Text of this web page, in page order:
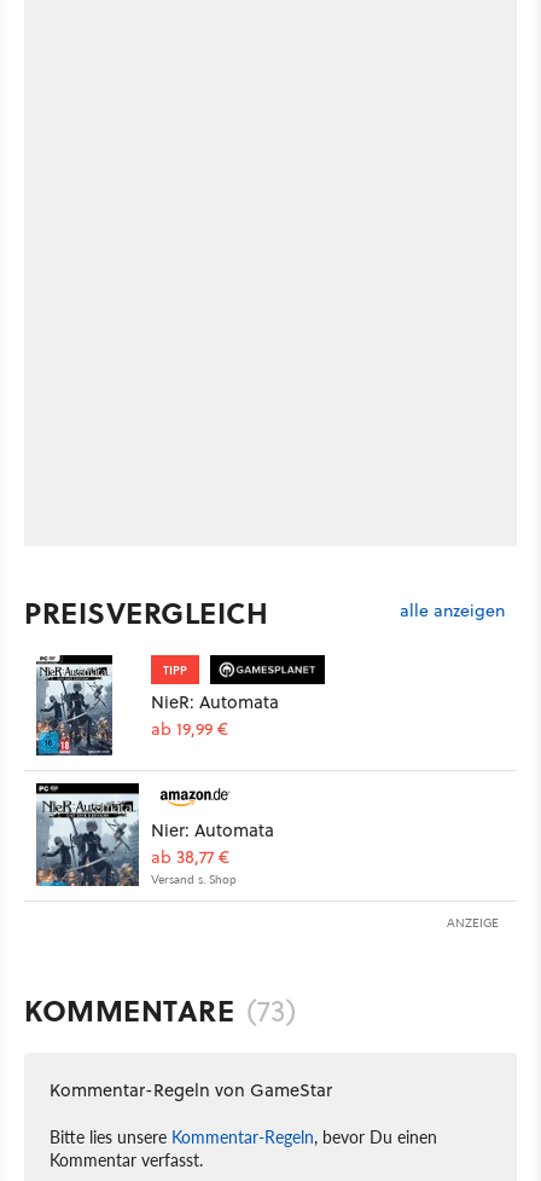
PREISVERGLEICH alle anzeigen
TIPP
NieR: Automata
ab 19,99 €
Nier: Automata
ab 38,77 €
Versand s. Shop
ANZEIGE
KOMMENTARE (73)
Kommentar-Regeln von GameStar
Bitte lies unsere Kommentar-Regeln, bevor Du einen
Kommentar verfasst.